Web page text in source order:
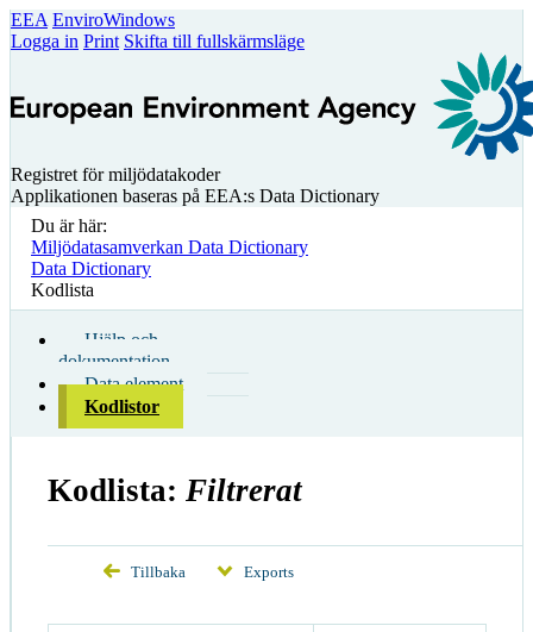
EEA EnviroWindows
Logga in Print Skifta till fullskärmsläge
Registret för miljödatakoder
Applikationen baseras på EEA:s Data Dictionary
Du är här:
Miljödatasamverkan Data Dictionary
Data Dictionary
Kodlista
Hjälp och
dokumentation
Data element
Kodlistor
Kodlista: Filtrerat
Tillbaka Exports